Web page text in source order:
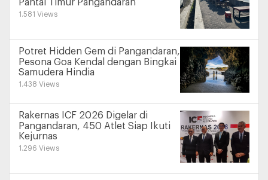
Pantai Timur Pangandaran
1.581 Views
Potret Hidden Gem di Pangandaran,
Pesona Goa Kendal dengan Bingkai
Samudera Hindia
1.438 Views
Rakernas ICF 2026 Digelar di
Pangandaran, 450 Atlet Siap Ikuti
Kejurnas
1.296 Views